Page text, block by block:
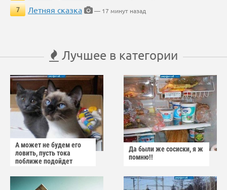
7
Летняя сказка — 17 минут назад
Лучшее в категории
А может не будем его
ловить, пусть тока
поближе подойдет
Да были же сосиски, я ж
помню!!